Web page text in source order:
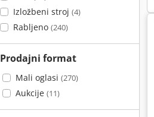
Izložbeni stroj (4)
Rabljeno (240)
Prodajni format
Mali oglasi (270)
Aukcije (11)